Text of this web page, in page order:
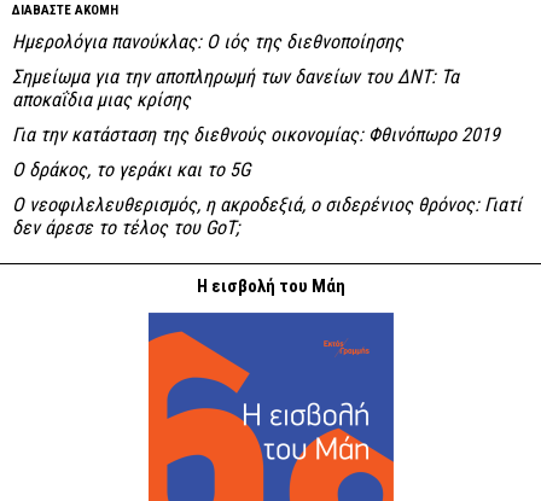
ΔΙΑΒΑΣΤΕ ΑΚΟΜΗ
Ημερολόγια πανούκλας: O ιός της διεθνοποίησης
Σημείωμα για την αποπληρωμή των δανείων του ΔΝΤ: Τα
αποκαΐδια μιας κρίσης
Για την κατάσταση της διεθνούς οικονομίας: Φθινόπωρο 2019
Ο δράκος, το γεράκι και το 5G
Ο νεοφιλελευθερισμός, η ακροδεξιά, ο σιδερένιος θρόνος: Γιατί
δεν άρεσε το τέλος του GoT;
Η εισβολή του Μάη